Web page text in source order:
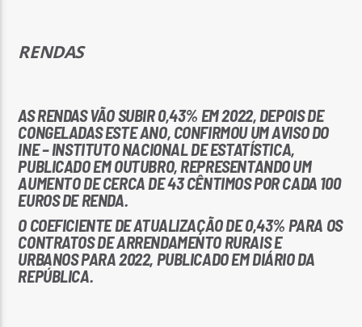
RENDAS
AS RENDAS VÃO SUBIR 0,43% EM 2022, DEPOIS DE
CONGELADAS ESTE ANO, CONFIRMOU UM AVISO DO
INE – INSTITUTO NACIONAL DE ESTATÍSTICA,
PUBLICADO EM OUTUBRO, REPRESENTANDO UM
AUMENTO DE CERCA DE 43 CÊNTIMOS POR CADA 100
EUROS DE RENDA.
O COEFICIENTE DE ATUALIZAÇÃO DE 0,43% PARA OS
CONTRATOS DE ARRENDAMENTO RURAIS E
URBANOS PARA 2022, PUBLICADO EM DIÁRIO DA
REPÚBLICA.